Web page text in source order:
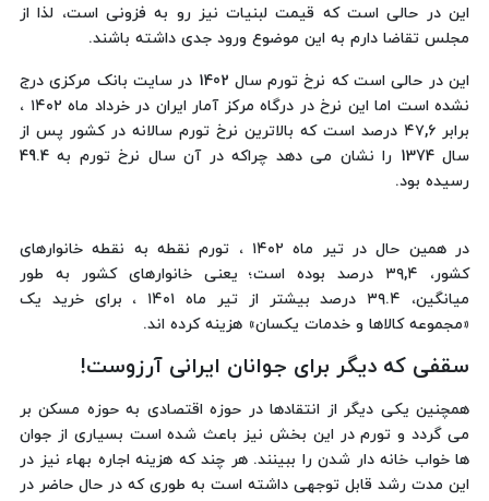
این در حالی است که قیمت لبنیات نیز رو به فزونی است، لذا از
مجلس تقاضا دارم به این موضوع ورود جدی داشته باشند.
این در حالی است که نرخ تورم سال 1402 در سایت بانک مرکزی درج
نشده است اما این نرخ در درگاه مرکز آمار ایران در خرداد ماه ١٤٠٢ ،
برابر ٤٧,٦ درصد است که بالاترین نرخ تورم سالانه در کشور پس از
سال 1374 را نشان می دهد چراکه در آن سال نرخ تورم به 49.4
رسیده بود.
در همین حال در تیر ماه ١٤٠٢ ، تورم نقطه به نقطه خانوارهای
کشور، ٣٩,٤ درصد بوده است؛ یعنی خانوارهای کشور به طور
میانگین، ٣٩.٤ درصد بیشتر از تیر ماه ١٤٠١ ، برای خرید یک
«مجموعه کالاها و خدمات یکسان» هزینه کرده اند.
سقفی که دیگر برای جوانان ایرانی آرزوست!
همچنین یکی دیگر از انتقادها در حوزه اقتصادی به حوزه مسکن بر
می گردد و تورم در این بخش نیز باعث شده است بسیاری از جوان
ها خواب خانه دار شدن را ببینند. هر چند که هزینه اجاره بهاء نیز در
این مدت رشد قابل توجهی داشته است به طوری که در حال حاضر در